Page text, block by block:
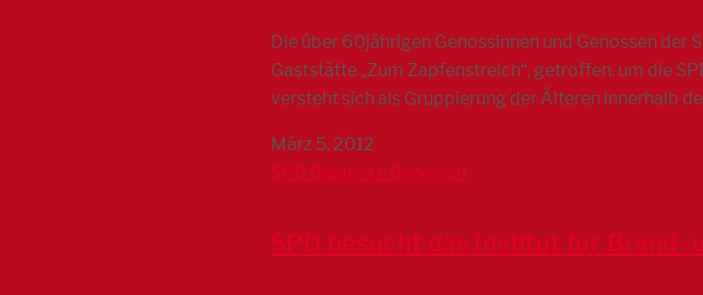
Die über 60jährigen Genossinnen und Genossen der
Gaststätte „Zum Zapfenstreich“, getroffen, um die
versteht sich als Gruppierung der Älteren innerhalb
März 5, 2012
SPD Biederitz-Gerwisch
SPD besucht das Institut für Brand-